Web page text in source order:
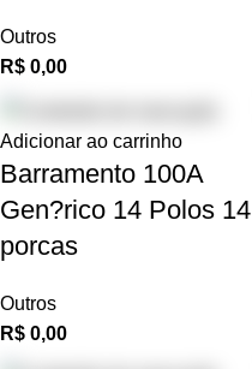
Outros
R$ 0,00
Adicionar ao carrinho
Barramento 100A
Gen?rico 14 Polos 14
porcas
Outros
R$ 0,00